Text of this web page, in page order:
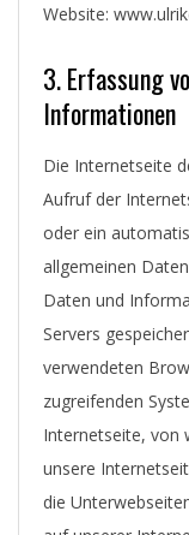
Website:
3. Erfassung
Informationen
Die Internetseite
Aufruf der
oder ein
allgemeinen
Daten und
Servers
verwendeten
zugreifenden
Internetseite, von
unsere
die